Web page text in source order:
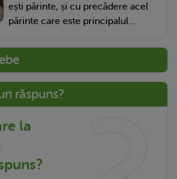
ești părinte, și cu precădere acel
părinte care este principalul...
răspuns?
la